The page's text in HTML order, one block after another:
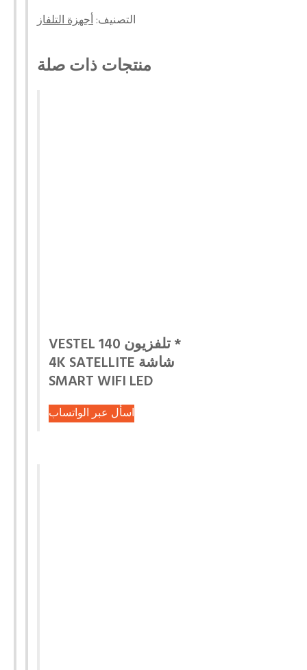
التصنيف:أجهزة التلفاز
منتجات ذات صلة
* تلفزيون VESTEL 140
شاشة 4K SATELLITE
SMART WIFI LED
اسأل عبر الواتساب